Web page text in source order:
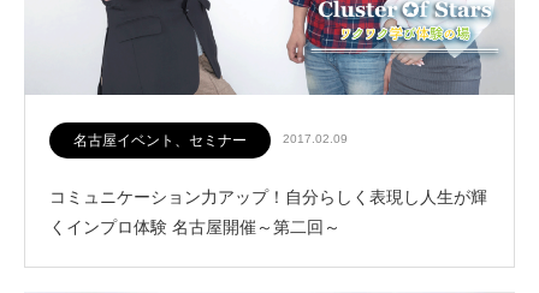
名古屋イベント、セミナー 2017.02.09
コミュニケーション力アップ！自分らしく表現し人生が輝
くインプロ体験 名古屋開催～第二回～